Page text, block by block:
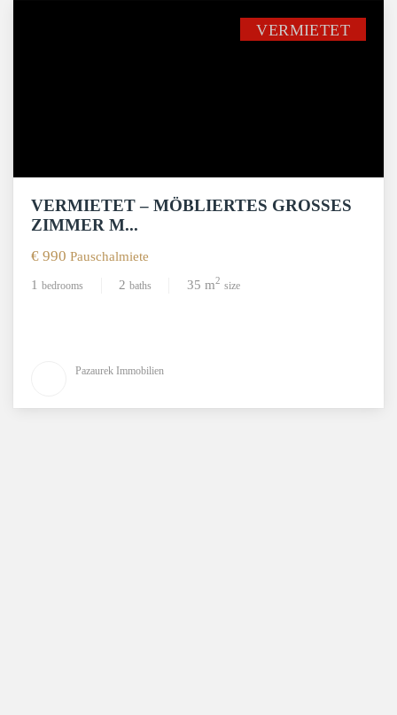
VERMIETET
VERMIETET – MÖBLIERTES GROSSES Z
IMMER M...
€ 990 Pauschalmiete
1 bedrooms 2 baths 35 m2 size
Pazaurek Immobilien